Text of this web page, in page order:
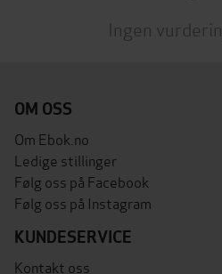
Ingen
OM OSS
Om Ebok.no
Ledige stillinger
Følg oss på Facebook
Følg oss på Instagram
KUNDESERVICE
Kontakt oss